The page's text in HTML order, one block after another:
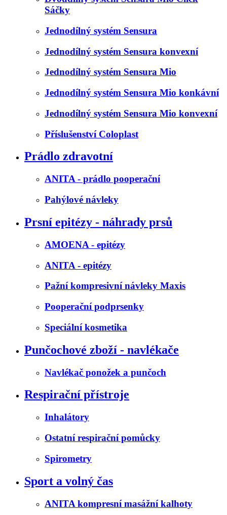
Sáčky
Jednodílný systém Sensura
Jednodílný systém Sensura konvexní
Jednodílný systém Sensura Mio
Jednodílný systém Sensura Mio konkávní
Jednodílný systém Sensura Mio konvexní
Příslušenství Coloplast
Prádlo zdravotní
ANITA - prádlo pooperační
Pahýlové návleky
Prsní epitézy - náhrady prsů
AMOENA - epitézy
ANITA - epitézy
Pažní kompresivní návleky Maxis
Pooperační podprsenky
Speciální kosmetika
Punčochové zboží - navlékače
Navlékač ponožek a punčoch
Respirační přístroje
Inhalátory
Ostatní respirační pomůcky
Spirometry
Sport a volný čas
ANITA kompresní masážní kalhoty